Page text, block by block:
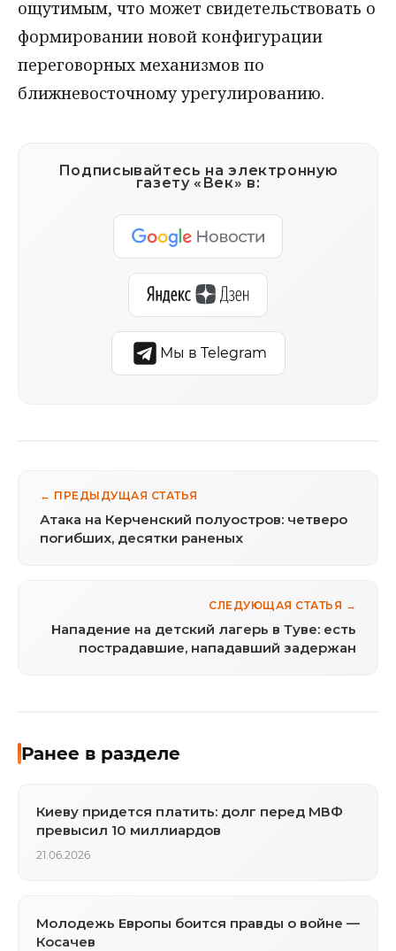
ощутимым, что может свидетельствовать о
формировании новой конфигурации
переговорных механизмов по
ближневосточному урегулированию.
Подписывайтесь на электронную
газету «Век» в:
Мы в Telegram
← ПРЕДЫДУЩАЯ СТАТЬЯ
Атака на Керченский полуостров: четверо
погибших, десятки раненых
СЛЕДУЮЩАЯ СТАТЬЯ →
Нападение на детский лагерь в Туве: есть
пострадавшие, нападавший задержан
Ранее в разделе
Киеву придется платить: долг перед МВФ
превысил 10 миллиардов
21.06.2026
Молодежь Европы боится правды о войне —
Косачев